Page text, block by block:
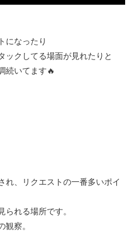
になったり
ックしてる場面が見れたりと
続いてます🔥
れ、リクエストの一番多いポイ
られる場所です。
観察。